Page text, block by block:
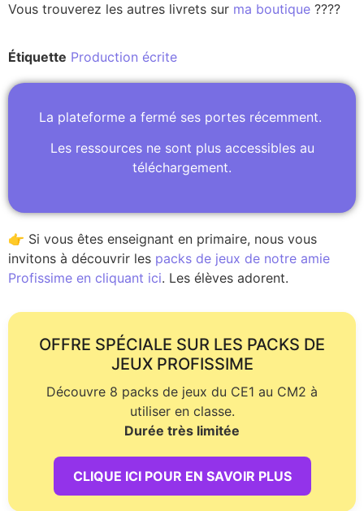
Vous trouverez les autres livrets sur ma boutique ????
Étiquette Production écrite
La plateforme a fermé ses portes récemment.
Les ressources ne sont plus accessibles au
téléchargement.
👉 Si vous êtes enseignant en primaire, nous vous
invitons à découvrir les packs de jeux de notre amie
Profissime en cliquant ici. Les élèves adorent.
OFFRE SPÉCIALE SUR LES PACKS DE
JEUX PROFISSIME
Découvre 8 packs de jeux du CE1 au CM2 à
utiliser en classe.
Durée très limitée
CLIQUE ICI POUR EN SAVOIR PLUS